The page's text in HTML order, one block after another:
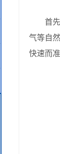
首先，
气等自
快速而